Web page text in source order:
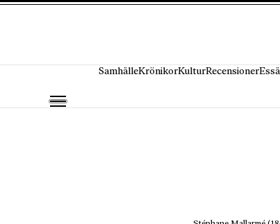
SamhälleKrönikorKulturRecensioner